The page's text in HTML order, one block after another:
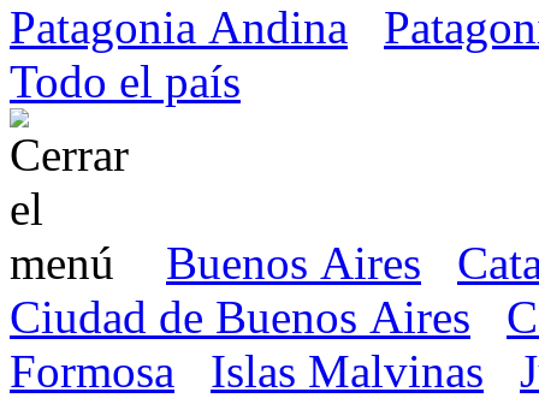
Patagonia Andina
Todo el país
Buenos Aires
Ciudad de Buenos Aires
Formosa
Islas Malvinas